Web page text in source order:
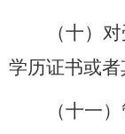
（十）
学历证书或
（十一